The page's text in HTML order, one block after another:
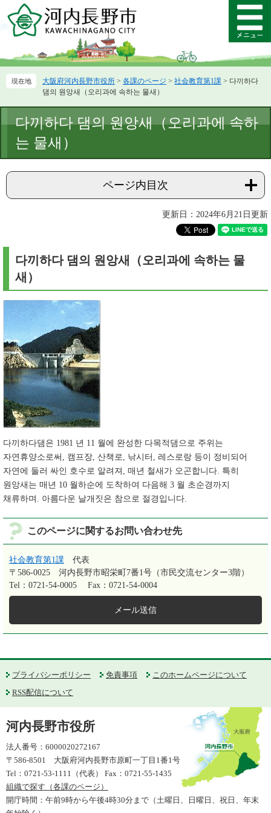
ー
先
ニ
を
て
メ
ニ
ー
大阪府河内長野市役所 > 各課のページ > 社会教育第1課 > 다끼하다
댐의 원앙새（오리과에 속하는 물새）
文
다끼하다 댐의 원앙새（오리과에 속하
는 물새）
ページ内目次
更新日：2024年6月21日更新
다끼하다 댐의 원앙새（오리과에 속하는 물
새）
다끼하다댐은 1981 년 11 월에 완성한 다목적댐으로 주위는
자연휴양소로써, 캠프장, 산책로, 낚시터, 레스로랑 등이 정비되어
자연에 둘러 싸인 호수로 알려져, 매년 철새가 오곤합니다. 특히
원앙새는 매년 10 월하순에 도착하여 다음해 3 월 초순경까지
채류하며. 아름다운 날개짓은 참으로 절경입니다.
このページに関するお問い合わせ先
社会教育第1課
代表
〒586-0025
河内長野市昭栄町7番1号（市民交流センター3階）
Tel：0721-54-0005
Fax：0721-54-0004
メール送信
プライバシーポリシー 免責事項
このホームページについて
RSS配信について
河内長野市役所
法人番号：6000020272167
〒586-8501 大阪府河内長野市原町一丁目1番1号
Tel：0721-53-1111（代表） Fax：0721-55-1435
組織で探す（各課のページ）
開庁時間：午前9時から午後4時30分まで（土曜日、日曜日、祝日、年末